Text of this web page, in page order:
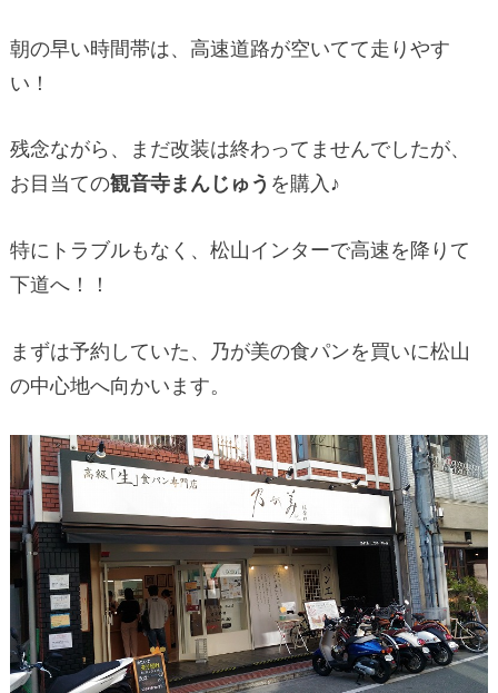
朝の早い時間帯は、高速道路が空いてて走りやす
い！
残念ながら、まだ改装は終わってませんでしたが、
お目当ての観音寺まんじゅう を購入♪
特にトラブルもなく、松山インターで高速を降りて
下道へ！！
まずは予約していた、乃が美の食パンを買いに松山
の中心地へ向かいます。